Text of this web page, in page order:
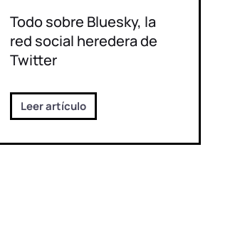
Todo sobre Bluesky, la
red social heredera de
Twitter
Leer artículo